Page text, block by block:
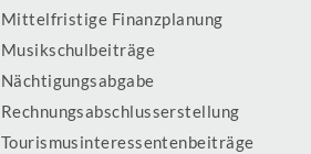
Mittelfristige Finanzplanung
Musikschulbeiträge
Nächtigungsabgabe
Rechnungsabschlusserstellung
Tourismusinteressentenbeiträge